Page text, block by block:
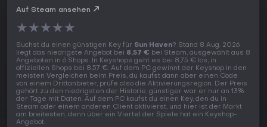
Auf Steam ansehen
★★★★★
Suchst du einen günstigen Key für Sun Haven? Stand 8 Aug. 2026
liegt das niedrigste Angebot bei 8,57 € bei Steam, ausgewählt aus 8
Angeboten in 6 Shops. In Keyshops geht es bei 8,75 € los, in
offiziellen Shops bei 8,57 €. Auf dem PC gewinnt der Keyshop in den
meisten Vergleichen beim Preis, du kaufst dann aber einen Code
von einem Drittanbieter, prüfe also die Aktivierungsregion. Der Preis
gehört zu den niedrigsten der Historie, günstiger war er nur an 13%
der Tage mit Daten. Auf dem PC kaufst du einen Key, den du in
Steam oder einem anderen Client aktivierst, und hier ist der Markt
am breitesten, denn über ein Viertel der Spiele hat ein Keyshop-
Angebot.